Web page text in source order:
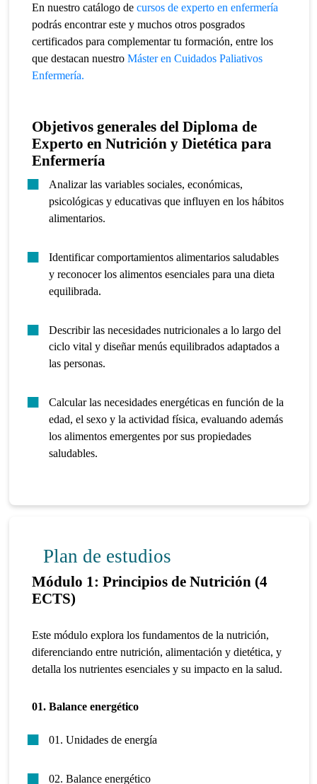
En nuestro catálogo decursos de experto en enfermería
podrás encontrar este y muchos otros posgrados
certificados para complementar tu formación, entre los
que destacan nuestroMáster en Cuidados Paliativos
Enfermería.
Objetivos generales del Diploma de
Experto en Nutrición y Dietética para
Enfermería
Analizar las variables sociales, económicas,
psicológicas y educativas que influyen en los hábitos
alimentarios.
Identificar comportamientos alimentarios saludables
y reconocer los alimentos esenciales para una dieta
equilibrada.
Describir las necesidades nutricionales a lo largo del
ciclo vital y diseñar menús equilibrados adaptados a
las personas.
Calcular las necesidades energéticas en función de la
edad, el sexo y la actividad física, evaluando además
los alimentos emergentes por sus propiedades
saludables.
Plan de estudios
Módulo 1: Principios de Nutrición (4
ECTS)
Este módulo explora los fundamentos de la nutrición,
diferenciando entre nutrición, alimentación y dietética, y
detalla los nutrientes esenciales y su impacto en la salud.
01. Balance energético
01. Unidades de energía
02. Balance energético